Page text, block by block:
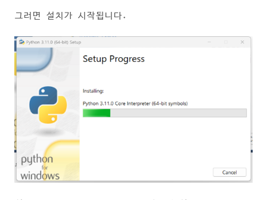
그러면 설치가 시작됩니다.